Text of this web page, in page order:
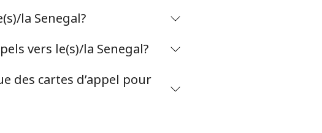
la Senegal?
vers le(s)/la Senegal?
des cartes d’appel pour